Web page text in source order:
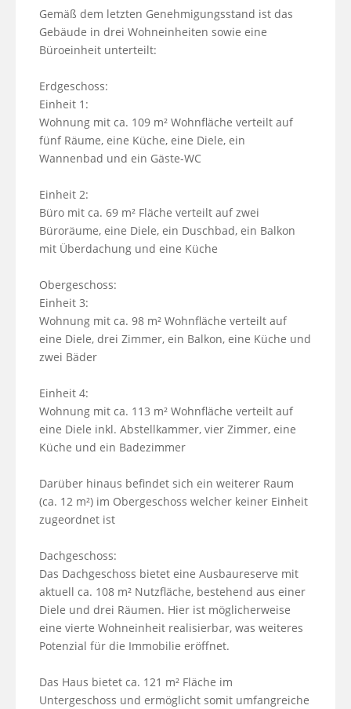
Gemäß dem letzten Genehmigungsstand ist das
Gebäude in drei Wohneinheiten sowie eine
Büroeinheit unterteilt:
Erdgeschoss:
Einheit 1:
Wohnung mit ca. 109 m² Wohnfläche verteilt auf
fünf Räume, eine Küche, eine Diele, ein
Wannenbad und ein Gäste-WC
Einheit 2:
Büro mit ca. 69 m² Fläche verteilt auf zwei
Büroräume, eine Diele, ein Duschbad, ein Balkon
mit Überdachung und eine Küche
Obergeschoss:
Einheit 3:
Wohnung mit ca. 98 m² Wohnfläche verteilt auf
eine Diele, drei Zimmer, ein Balkon, eine Küche und
zwei Bäder
Einheit 4:
Wohnung mit ca. 113 m² Wohnfläche verteilt auf
eine Diele inkl. Abstellkammer, vier Zimmer, eine
Küche und ein Badezimmer
Darüber hinaus befindet sich ein weiterer Raum
(ca. 12 m²) im Obergeschoss welcher keiner Einheit
zugeordnet ist
Dachgeschoss:
Das Dachgeschoss bietet eine Ausbaureserve mit
aktuell ca. 108 m² Nutzfläche, bestehend aus einer
Diele und drei Räumen. Hier ist möglicherweise
eine vierte Wohneinheit realisierbar, was weiteres
Potenzial für die Immobilie eröffnet.
Das Haus bietet ca. 121 m² Fläche im
Untergeschoss und ermöglicht somit umfangreiche